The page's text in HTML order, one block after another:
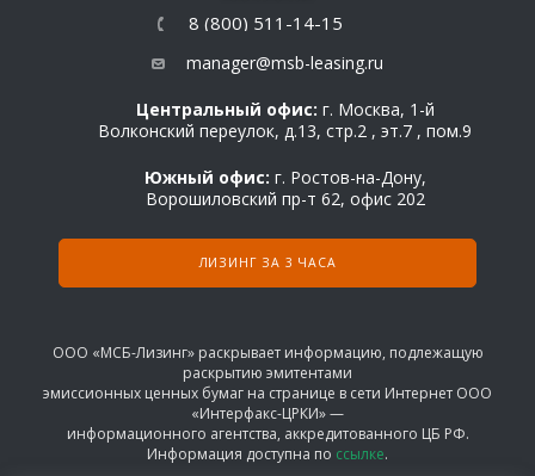
8 (800) 511-14-15
manager@msb-leasing.ru
Центральный офис: г. Москва, 1-й
Волконский переулок, д.13, стр.2 , эт.7 , пом.9
Южный офис: г. Ростов-на-Дону,
Ворошиловский пр-т 62, офис 202
ЛИЗИНГ ЗА 3 ЧАСА
ООО «МСБ-Лизинг» раскрывает информацию, подлежащую
раскрытию эмитентами
эмиссионных ценных бумаг на странице в сети Интернет ООО
«Интерфакс-ЦРКИ» —
информационного агентства, аккредитованного ЦБ РФ.
Информация доступна по ссылке.